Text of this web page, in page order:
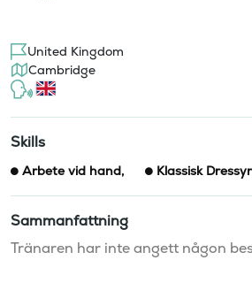
United Kingdom
Cambridge
Skills
Arbete vid hand, Klassisk Dressyr
Sammanfattning
Tränaren har inte angett någon